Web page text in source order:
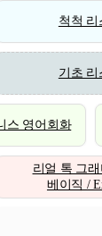
척척 리
기초 리
스 영어회화
리얼 톡 그
베이직 /